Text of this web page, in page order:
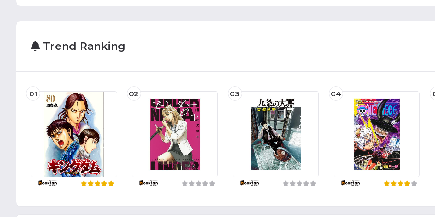
Trend Ranking